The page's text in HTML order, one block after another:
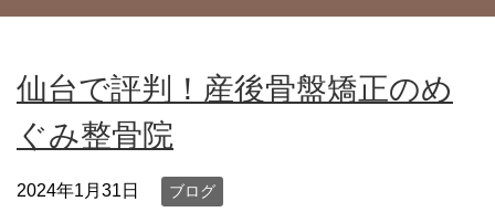
仙台で評判！産後骨盤矯正のめ
ぐみ整骨院
2024年1月31日 ブログ